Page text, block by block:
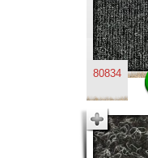
80834